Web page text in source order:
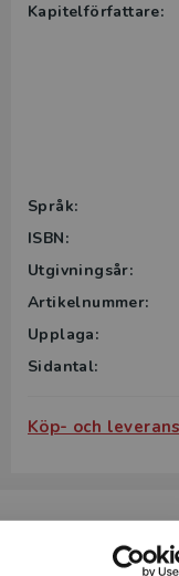
Kapitelförfattare:
Språk:
ISBN:
Utgivningsår:
Artikelnummer:
Upplaga:
Sidantal:
Köp- och